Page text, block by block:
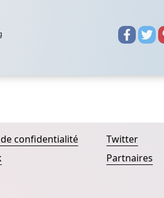
confidentialité
Twitter
Partnaires